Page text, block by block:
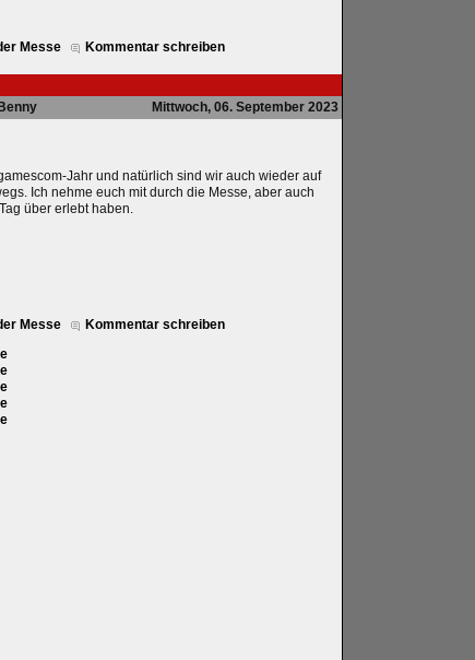
Messe Kommentar schreiben
Benny Mittwoch, 06. September 2023
Jahr und natürlich sind wir auch wieder auf
Ich nehme euch mit durch die Messe, aber auch
über erlebt haben.
Messe
Kommentar schreiben